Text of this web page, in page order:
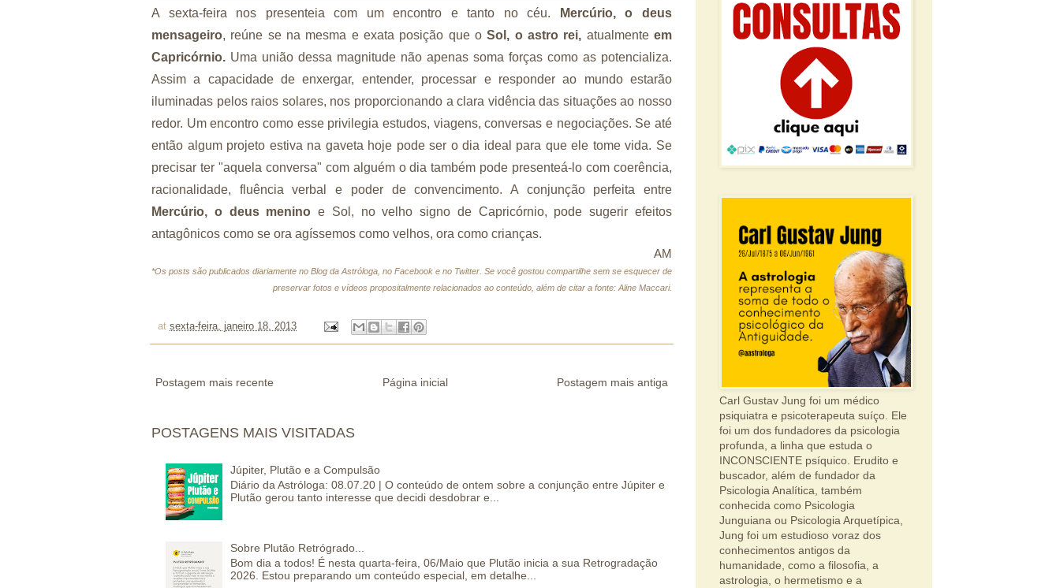
A sexta-feira nos presenteia com um encontro e tanto no céu.
Mercúrio, o deus
mensageiro, reúne se na mesma e exata posição que oSol, o astro rei, atualmenteem
Capricórnio. Uma união dessa magnitude não apenas soma forças como as potencializa.
Assim a capacidade de enxergar, entender, processar e responder ao mundo estarão
iluminadas pelos raios solares, nos proporcionando a clara vidência das situações ao nosso
redor. Um encontro como esse privilegia estudos, viagens, conversas e negociações. Se até
então algum projeto estiva na gaveta hoje pode ser o dia ideal para que ele tome vida. Se
precisar ter "aquela conversa" com alguém o dia também pode presenteá-lo com coerência,
racionalidade, fluência verbal e poder de convencimento. A conjunção perfeita entre
Mercúrio, o deus menino e Sol, no velho signo de Capricórnio, pode sugerir efeitos
antagônicos como se ora agíssemos como velhos, ora como crianças.
AM
*Os posts são publicados diariamente no Blog da Astróloga, no Facebook e no Twitter. Se você gostou compartilhe sem se esquecer de
preservar fotos e vídeos propositalmente relacionados ao conteúdo, além de citar a fonte: Aline Maccari.
at sexta-feira, janeiro 18, 2013
Postagem mais recente Postagem mais antiga
Página inicial
POSTAGENS MAIS VISITADAS
Júpiter, Plutão e a Compulsão
Diário da Astróloga: 08.07.20 | O conteúdo de ontem sobre a conjunção entre Júpiter e
Plutão gerou tanto interesse que decidi desdobrar e...
Sobre Plutão Retrógrado...
Bom dia a todos! É nesta quarta-feira, 06/Maio que Plutão inicia a sua Retrogradação
2026. Estou preparando um conteúdo especial, em detalhe...
Carl Gustav Jung foi um médico
psiquiatra e psicoterapeuta suíço. Ele
foi um dos fundadores da psicologia
profunda, a linha que estuda o
INCONSCIENTE psíquico. Erudito e
buscador, além de fundador da
Psicologia Analítica, também
conhecida como Psicologia
Junguiana ou Psicologia Arquetípica,
Jung foi um estudioso voraz dos
conhecimentos antigos da
humanidade, como a filosofia, a
astrologia, o hermetismo e a